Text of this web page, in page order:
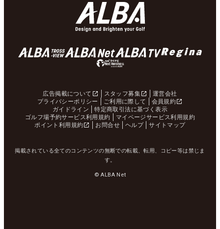
広告掲載について スタッフ募集
運営会社
プライバシーポリシー
ご利用に際して
会員規約
ガイドライン
特定商取引法に基づく表示
ゴルフ場予約サービス利用規約
マイページサービス利用規約
ポイント利用規約
お問合せ ヘルプ サイトマップ
掲載されている全てのコンテンツの無断での転載、転用、コピー等は禁じま
す。
© ALBA Net